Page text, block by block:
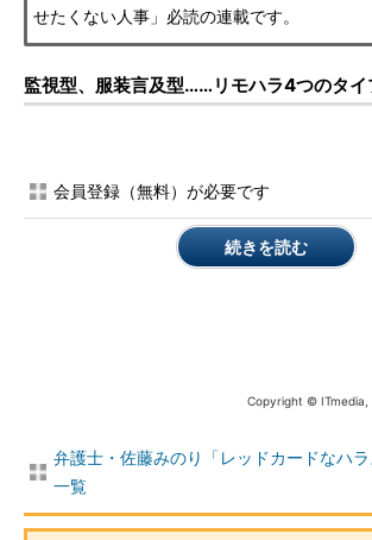
せたくない人事」必読の連載です。
監視型、服装言及型……リモハラ4つのタイ
会員登録（無料）が必要です
続きを読む
Copyright © ITmedia,
弁護士・佐藤みのり「レッドカードなハ
一覧